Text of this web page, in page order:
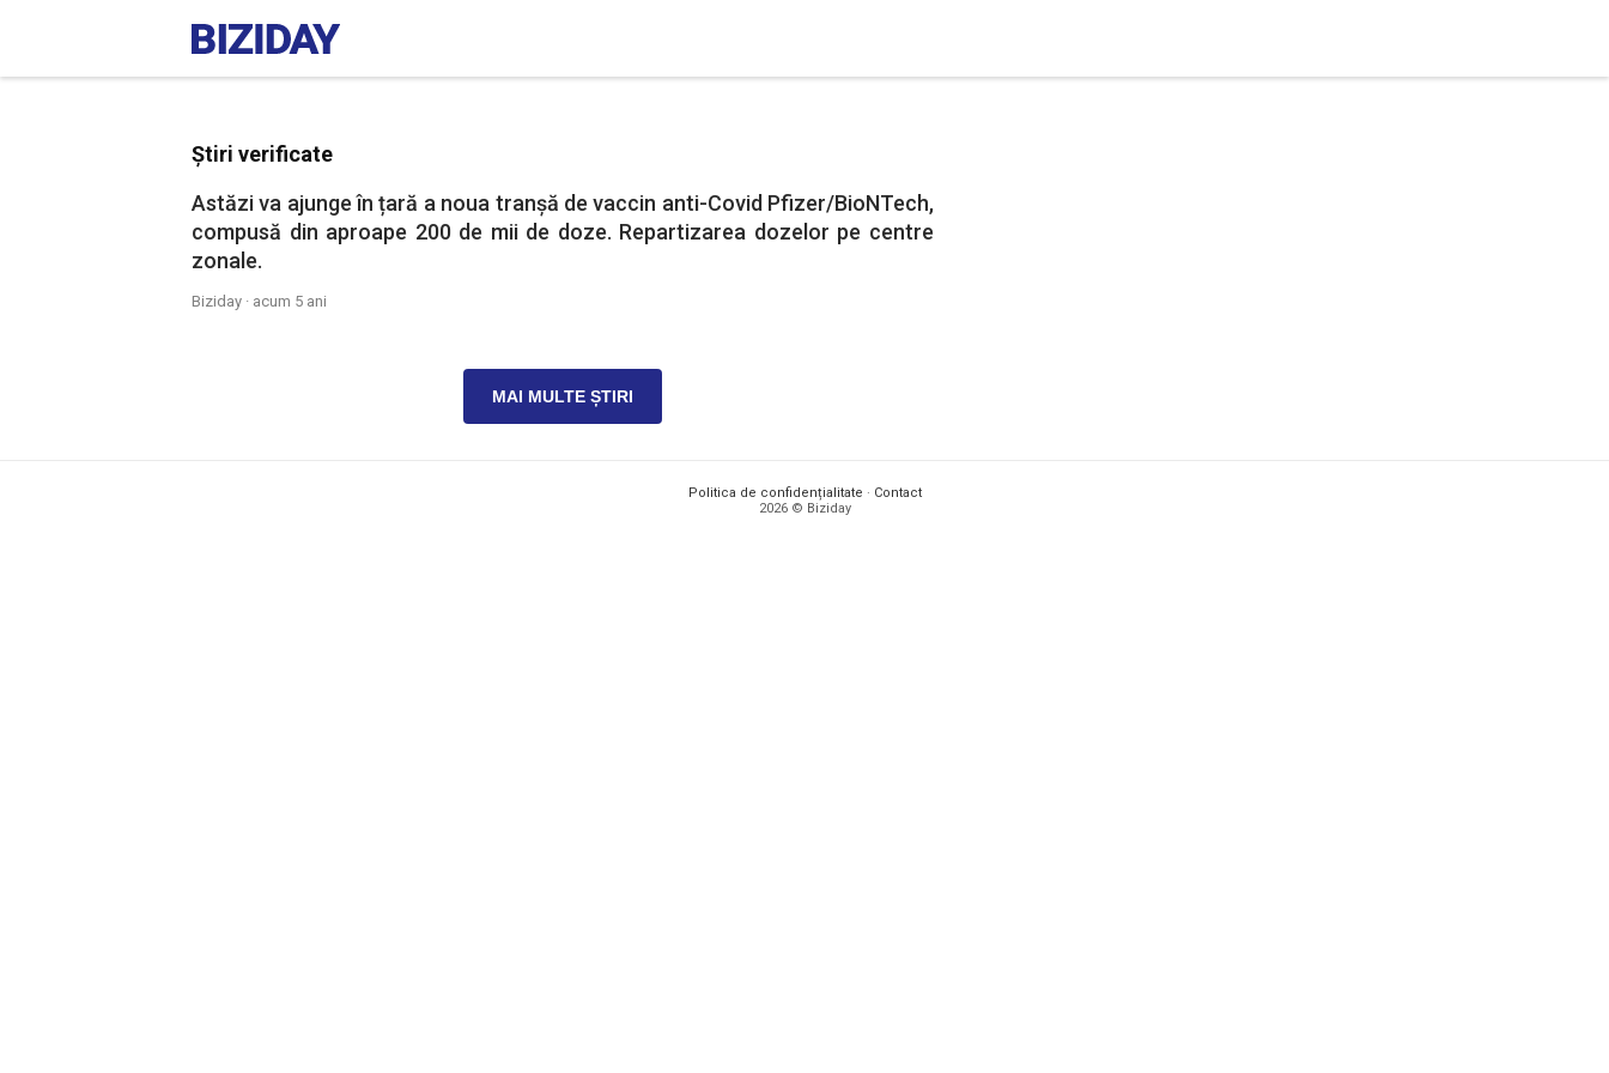
Știri verificate
Astăzi va ajunge în țară a noua tranșă de vaccin anti-Covid Pfizer/BioNTech,
compusă din aproape 200 de mii de doze. Repartizarea dozelor pe centre
zonale.
Biziday · acum 5 ani
MAI MULTE ȘTIRI
Politica de confidențialitate · Contact
2026 © Biziday